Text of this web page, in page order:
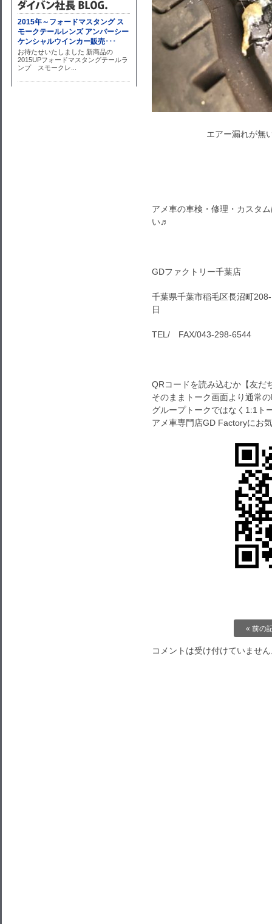
エアー漏れが無
アメ車の車検・修理・カスタ
い♬
GDファクトリー千葉店
千葉県千葉市稲毛区長沼町
日
TEL/ FAX/043-298-6544
QRコードを読み込むか【友だ
そのままトーク画面より通常
グループトークではなく1:1ト
アメ車専門店GD Factoryにお
« 前の
コメントは受け付けていませ